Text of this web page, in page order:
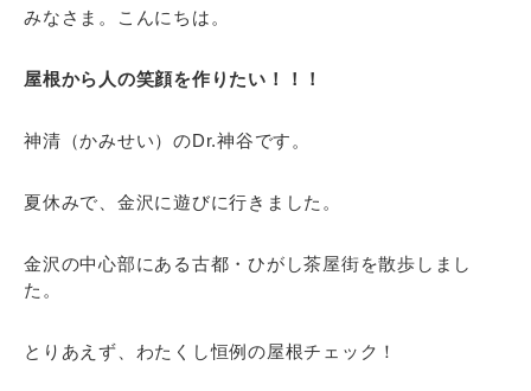
みなさま。こんにちは。
屋根から人の笑顔を作りたい！！！
神清（かみせい）のDr.神谷です。
夏休みで、金沢に遊びに行きました。
金沢の中心部にある古都・ひがし茶屋街を散歩しまし
た。
とりあえず、わたくし恒例の屋根チェック！